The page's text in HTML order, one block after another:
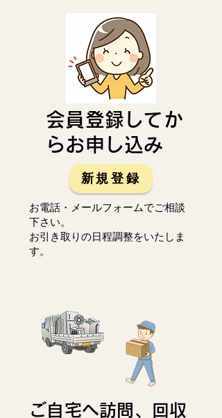
会員登録してか
らお申し込み
新規登録
お電話・メールフォームでご相談
下さい。
お引き取りの日程調整をいたしま
す。
ご自宅へ訪問、回収